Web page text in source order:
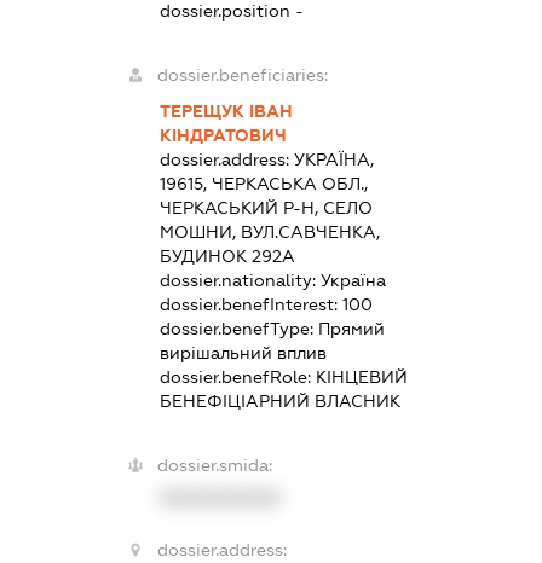
dossier.position -
dossier.beneficiaries:
ТЕРЕЩУК ІВАН
КІНДРАТОВИЧ
dossier.address:УКРАЇНА,
19615, ЧЕРКАСЬКА ОБЛ.,
ЧЕРКАСЬКИЙ Р-Н, СЕЛО
МОШНИ, ВУЛ.САВЧЕНКА,
БУДИНОК 292А
dossier.nationality:Україна
dossier.benefInterest:100
dossier.benefType: Прямий
вирішальний вплив
dossier.benefRole: КІНЦЕВИЙ
БЕНЕФІЦІАРНИЙ ВЛАСНИК
dossier.smida:
dossier.address: